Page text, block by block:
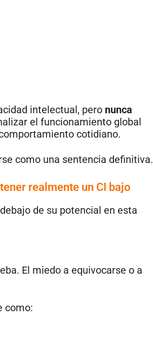
intelectual, pero nunca
el funcionamiento global
cotidiano.
como una sentencia definitiva.
realmente un CI bajo
de su potencial en esta
El miedo a equivocarse o a
como: